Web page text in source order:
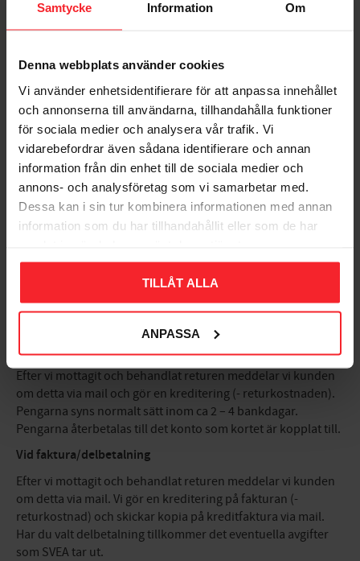
Samtycke Information Om
Denna webbplats använder cookies
Vi använder enhetsidentifierare för att anpassa innehållet
och annonserna till användarna, tillhandahålla funktioner
för sociala medier och analysera vår trafik. Vi
vidarebefordrar även sådana identifierare och annan
information från din enhet till de sociala medier och
annons- och analysföretag som vi samarbetar med.
Dessa kan i sin tur kombinera informationen med annan
information som du har tillhandahållit eller som de har
TILLÅT ALLA
ANPASSA
från SVEA vid delbetalning)
retur. Kontakta alltid Velltra.se för att rapportera en retur.
Kund måste även rapportera returen till SVEA om kund valt
faktura som betalsätt och denna inte än inbetald ännu.
När returnerad vara är åter på Velltra.se eller vår
samarbetspartners lager återbetalas varans belopp
exklusive eventuella leveranskostnader. Det tillkommer
fraktkostnad för returen. Efter du meddelat oss om önskad
retur återkommer vi med returkostnaden. Beställningsvaror
förpackning/pall.
Velltra.se återbetalar/krediterar kund så fort returen är
mottagen och behandlad av Velltra.se eller vår
Vid kortbetalning/banköverföring
Efter vi mottagit och behandlat returen meddelar vi kunden
om detta via mail och gör en kreditering (- returkostnaden).
Pengarna syns normalt sätt inom ca 2 – 4 bankdagar.
Pengarna återbetalas till det konto som kortet är kopplat till.
Vid faktura/delbetalning
Efter vi mottagit och behandlat returen meddelar vi kunden
om detta via mail. Vi gör en kreditering på fakturan (-
returkostnad) och skickar kopia på kreditfaktura via mail.
Har du valt delbetalning tillkommer det eventuella avgifter
som SVEA tar ut.